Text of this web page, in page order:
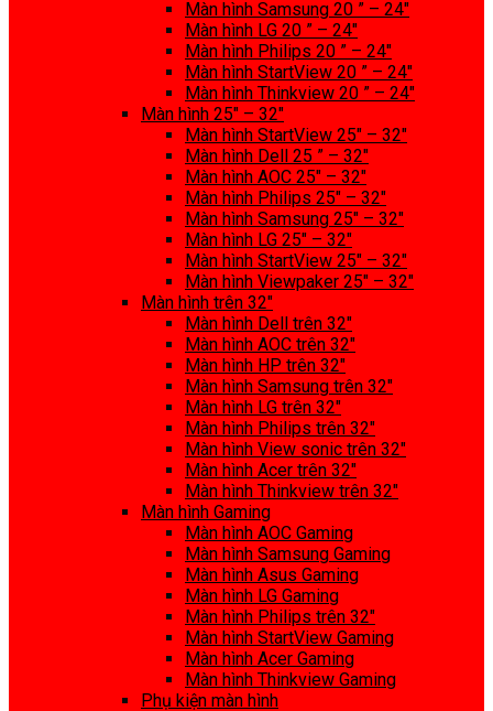
Màn hình Samsung 20 ” – 24″
Màn hình LG 20 ” – 24″
Màn hình Philips 20 ” – 24″
Màn hình StartView 20 ” – 24″
Màn hình Thinkview 20 ” – 24″
Màn hình 25″ – 32″
Màn hình StartView 25″ – 32″
Màn hình Dell 25 ” – 32″
Màn hình AOC 25″ – 32″
Màn hình Philips 25″ – 32″
Màn hình Samsung 25″ – 32″
Màn hình LG 25″ – 32″
Màn hình StartView 25″ – 32″
Màn hình Viewpaker 25″ – 32″
Màn hình trên 32″
Màn hình Dell trên 32″
Màn hình AOC trên 32″
Màn hình HP trên 32″
Màn hình Samsung trên 32″
Màn hình LG trên 32″
Màn hình Philips trên 32″
Màn hình View sonic trên 32″
Màn hình Acer trên 32″
Màn hình Thinkview trên 32″
Màn hình Gaming
Màn hình AOC Gaming
Màn hình Samsung Gaming
Màn hình Asus Gaming
Màn hình LG Gaming
Màn hình Philips trên 32″
Màn hình StartView Gaming
Màn hình Acer Gaming
Màn hình Thinkview Gaming
Phụ kiện màn hình